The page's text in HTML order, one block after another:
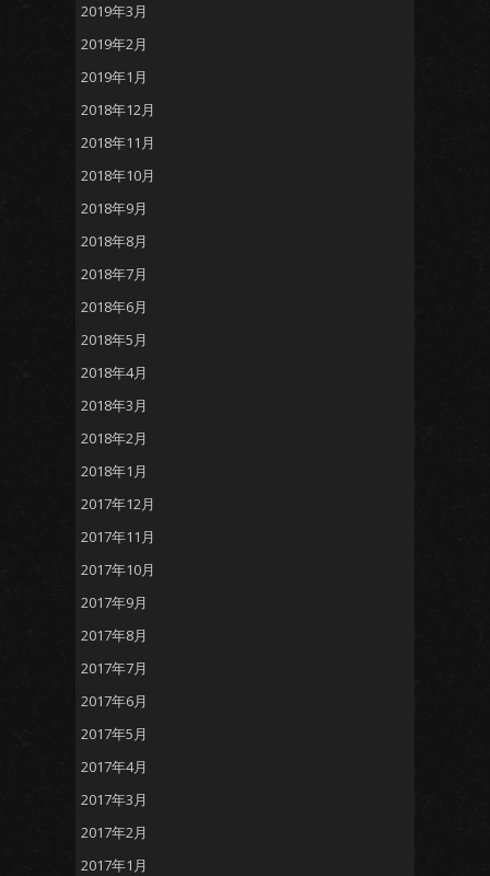
2019年3月
2019年2月
2019年1月
2018年12月
2018年11月
2018年10月
2018年9月
2018年8月
2018年7月
2018年6月
2018年5月
2018年4月
2018年3月
2018年2月
2018年1月
2017年12月
2017年11月
2017年10月
2017年9月
2017年8月
2017年7月
2017年6月
2017年5月
2017年4月
2017年3月
2017年2月
2017年1月